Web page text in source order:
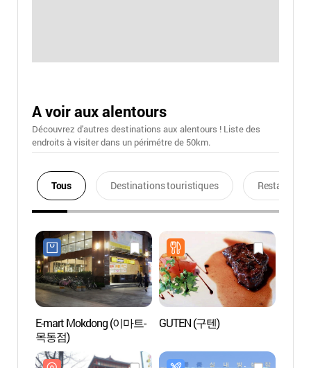
A voir aux alentours
Découvrez d'autres destinations aux alentours ! Liste des
endroits à visiter dans un périmétre de 50km.
Tous Destinations touristiques Restaurants
E-mart Mokdong (이마트-
목동점)
GUTEN (구텐)